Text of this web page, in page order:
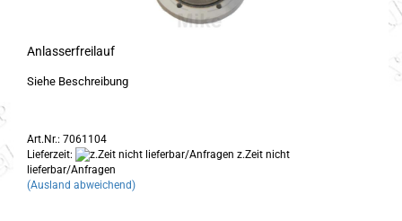
Anlasserfreilauf
Siehe Beschreibung
Art.Nr.: 7061104
Lieferzeit:
z.Zeit nicht
lieferbar/Anfragen
(Ausland abweichend)